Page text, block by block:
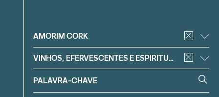
Filtrar
AMORIM CORK
VINHOS, EFERVESCENTES E ESPIRITUOSOS